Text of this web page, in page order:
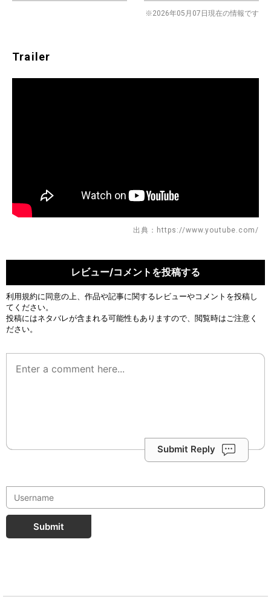
※2026年05月07日現在の情報です
Trailer
出典：https://www.youtube.com/
レビュー/コメントを投稿する
利用規約に同意の上、作品や記事に関するレビューやコメントを投稿し
てください。
投稿にはネタバレが含まれる可能性もありますので、閲覧時はご注意く
ださい。
Submit Reply
Submit